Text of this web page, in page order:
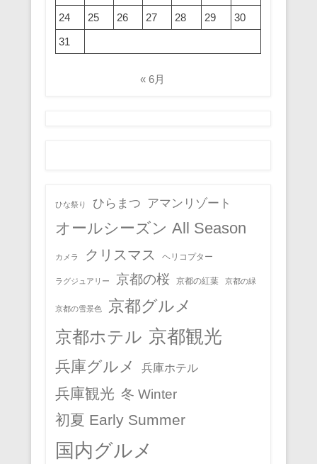
24
25 26 27 28 29
30
31
« 6月
ひな祭り ひらまつ アマンリゾート
オールシーズン All Season
カメラ クリスマス ヘリコプター
ラグジュアリー 京都の桜 京都の紅葉 京都の緑
京都の雪景色 京都グルメ
京都ホテル 京都観光
兵庫グルメ 兵庫ホテル
兵庫観光 冬 Winter
初夏 Early Summer
国内グルメ